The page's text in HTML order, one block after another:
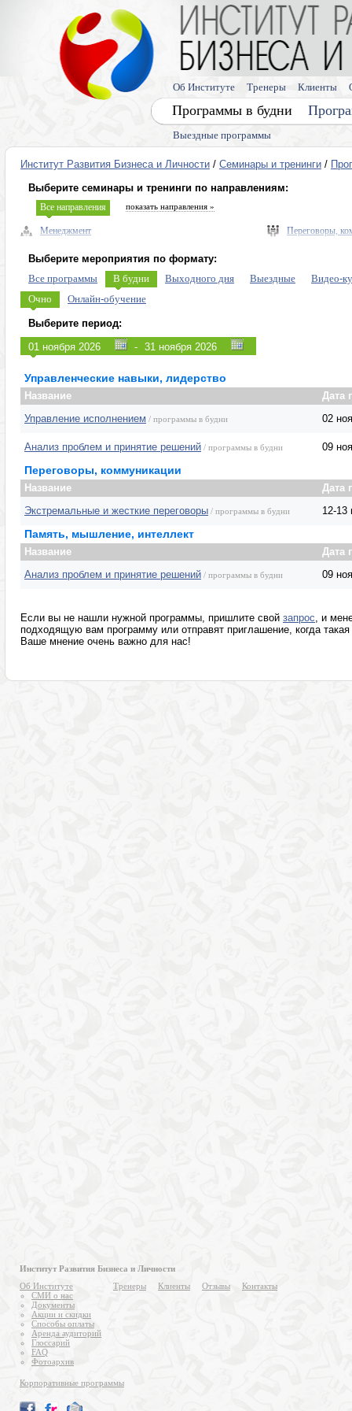
Выездные программы
Программы в будни
Об Институте Тренеры Клиенты
Институт Развития Бизнеса и Личности / Семинары и тренинги /
Выберите семинары и тренинги по направлениям:
Все направления показать направления »
Менеджмент
Безопасность бизнеса, риски
Экономика, право
Налоговое планирование
Управление персоналом (HR)
Продажи, клиенты, сервис
Секретариат, делопроизводство, этикет
Переговоры,
Программы
Выберите мероприятия по формату:
Все программы
В будни Выходного дня Выездные
Видео-
Очно
Онлайн-обучение
Выберите период:
-
Управленческие навыки, лидерство
Название
Дата
Управление исполнением / программы в будни 02
Анализ проблем и принятие решений / программы в будни 09
Переговоры, коммуникации
Название
Дата
Экстремальные и жесткие переговоры / программы в будни 12-13
Память, мышление, интеллект
Название
Дата
Анализ проблем и принятие решений / программы в будни 09
Если вы не нашли нужной программы, пришлите свой запрос, и
подходящую вам программу или отправят приглашение, когда
Ваше мнение очень важно для нас!
Институт Развития Бизнеса и Личности
Об Институте
СМИ о нас
Документы
Акции и скидки
Способы оплаты
Аренда аудиторий
Глоссарий
FAQ
Фотоархив
Тренеры Клиенты Отзывы Контакты
Корпоративные программы